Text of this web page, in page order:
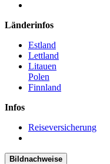
Länderinfos
Estland
Lettland
Litauen
Polen
Finnland
Infos
Reiseversicherung
Bildnachweise